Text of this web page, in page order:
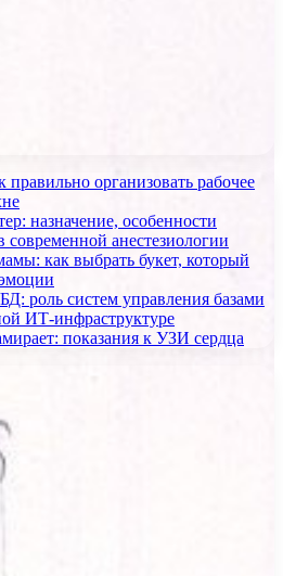
правильно организовать рабочее
назначение, особенности
анестезиологии
как выбрать букет, который
роль систем управления базами
ИТ-инфраструктуре
показания к УЗИ сердца